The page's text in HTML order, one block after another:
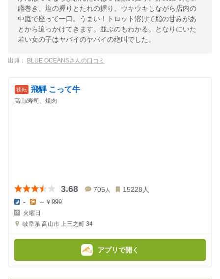
艦巻き、塩の握りとたれの握り。ウキウキしながら店内の
中庭で座って一口。うまい！トロット溶けて脂の甘みがあ
とから追っかけてきます。並ぶのもわかる。となりにいた
若い女の子はヤバイのヤバイの絶叫でした。
出典： BLUE OCEANSさんの口コミ
飛騨 こって牛
高山/寿司、焼肉
3.68 705 人 15228 人
夜
の
金
-
昼
の
金
額
～￥999
火曜日
岐阜県 高山市 上三之町 34
アプリで開く